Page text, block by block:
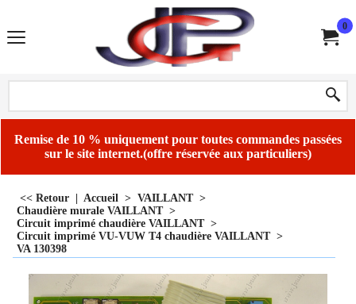
0
Remise de 10 % uniquement pour toutes commandes passées
sur le site internet.(offre réservée aux particuliers)
<< Retour Accueil > VAILLANT>
Chaudière murale VAILLANT>
Circuit imprimé chaudière VAILLANT>
Circuit imprimé VU-VUW T4 chaudière VAILLANT>
VA 130398